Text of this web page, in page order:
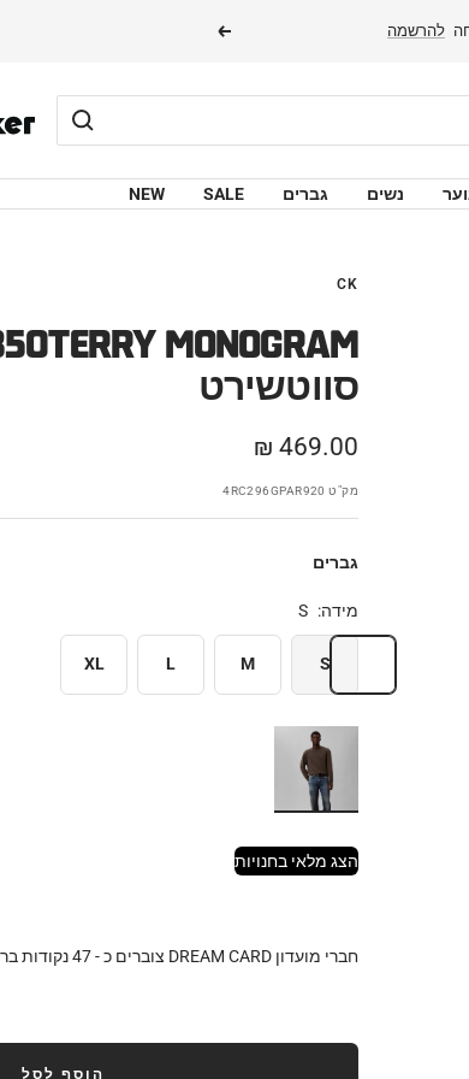
להרשמה
הבא
NEW SALE גברים נשים
CK
MONOGRAM
סווטשירט
מחיר
מבצע
469.00 ₪
מק"ט 4RC296GPAR920
גברים
מידה: S
S
M
L
XL
הצג מלאי בחנויות
חברי מועדון DREAM CARD צוברים כ - 47נקודות
הוסף לסל